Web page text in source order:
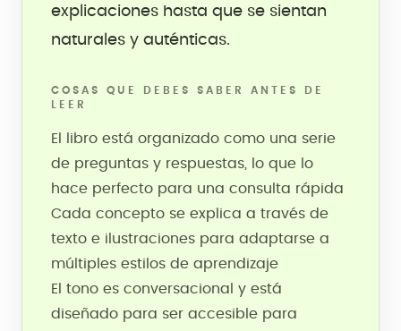
explicaciones hasta que se sientan
naturales y auténticas.
COSAS QUE DEBES SABER ANTES DE
LEER
El libro está organizado como una serie
de preguntas y respuestas, lo que lo
hace perfecto para una consulta rápida
Cada concepto se explica a través de
texto e ilustraciones para adaptarse a
múltiples estilos de aprendizaje
El tono es conversacional y está
diseñado para ser accesible para